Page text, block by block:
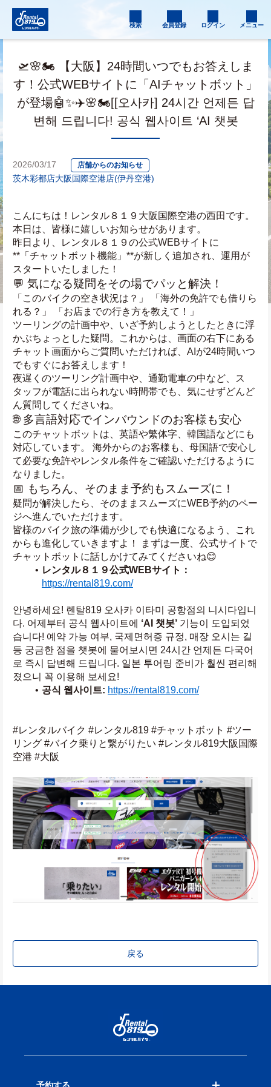
検索 会員登録 ログイン メニュー
🛫🌸🏍️ 【大阪】24時間いつでもお答えしま
す！公式WEBサイトに「AIチャットボット」
が登場🤖✨✈️🌸🏍️[[오사카] 24시간 언제든 답
변해 드립니다! 공식 웹사이트 ‘AI 챗봇
2026/03/17 店舗からのお知らせ
茨木彩都店大阪国際空港店(伊丹空港)
こんにちは！レンタル８１９大阪国際空港の西田です。
本日は、皆様に嬉しいお知らせがあります。
昨日より、レンタル８１９の公式WEBサイトに
**「チャットボット機能」**が新しく追加され、運用が
スタートいたしました！
💬 気になる疑問をその場でパッと解決！
「このバイクの空き状況は？」 「海外の免許でも借りら
れる？」 「お店までの行き方を教えて！」
ツーリングの計画中や、いざ予約しようとしたときに浮
かぶちょっとした疑問。これからは、画面の右下にある
チャット画面からご質問いただければ、AIが24時間いつ
でもすぐにお答えします！
夜遅くのツーリング計画中や、通勤電車の中など、ス
タッフが電話に出られない時間帯でも、気にせずどんど
ん質問してくださいね。
🌐 多言語対応でインバウンドのお客様も安心
このチャットボットは、英語や繁体字、韓国語などにも
対応しています。 海外からのお客様も、母国語で安心し
て必要な免許やレンタル条件をご確認いただけるように
なりました。
📅 もちろん、そのまま予約もスムーズに！
疑問が解決したら、そのままスムーズにWEB予約のペー
ジへ進んでいただけます。
皆様のバイク旅の準備が少しでも快適になるよう、これ
からも進化していきますよ！ まずは一度、公式サイトで
チャットボットに話しかけてみてくださいね😊
レンタル８１９公式WEBサイト：
https://rental819.com/
안녕하세요! 렌탈819 오사카 이타미 공항점의 니시다입니
다. 어제부터 공식 웹사이트에 ‘AI 챗봇’ 기능이 도입되었
습니다! 예약 가능 여부, 국제면허증 규정, 매장 오시는 길
등 궁금한 점을 챗봇에 물어보시면 24시간 언제든 다국어
로 즉시 답변해 드립니다. 일본 투어링 준비가 훨씬 편리해
졌으니 꼭 이용해 보세요!
공식 웹사이트: https://rental819.com/
#レンタルバイク #レンタル819 #チャットボット #ツー
リング #バイク乗りと繋がりたい #レンタル819大阪国際
空港 #大阪
戻る